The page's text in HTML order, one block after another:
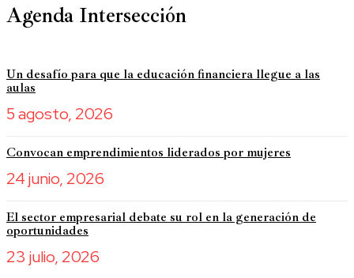
Agenda Intersección
Un desafío para que la educación financiera llegue a las
aulas
5 agosto, 2026
Convocan emprendimientos liderados por mujeres
24 junio, 2026
El sector empresarial debate su rol en la generación de
oportunidades
23 julio, 2026